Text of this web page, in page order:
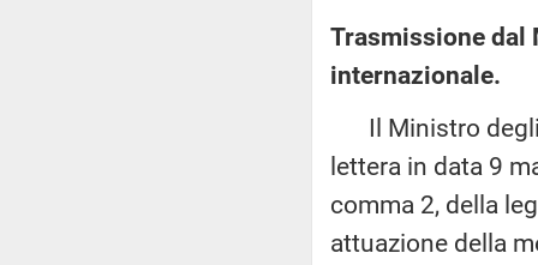
Trasmissione dal
internazionale.
Il Ministro degli
lettera in data 9
comma 2, della
attuazione della